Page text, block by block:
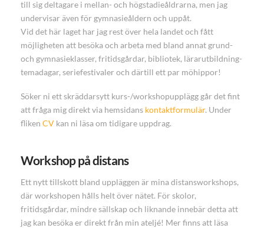
till sig deltagare i mellan- och högstadieåldrarna, men jag
undervisar även för gymnasieåldern och uppåt.
Vid det här laget har jag rest över hela landet och fått
möjligheten att besöka och arbeta med bland annat grund-
och gymnasieklasser, fritidsgårdar, bibliotek, lärarutbildning-
temadagar, seriefestivaler och därtill ett par möhippor!
Söker ni ett skräddarsytt kurs-/workshopupplägg går det fint
att fråga mig direkt via hemsidans kontaktformulär. Under
fliken CVkan ni läsa om tidigare uppdrag.
Workshop på distans
Ett nytt tillskott bland uppläggen är mina distansworkshops,
där workshopen hålls helt över nätet. För skolor,
fritidsgårdar, mindre sällskap och liknande innebär detta att
jag kan besöka er direkt från min ateljé! Mer finns att läsa